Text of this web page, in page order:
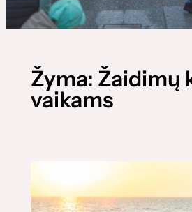
Žyma: Žaidimų
vaikams